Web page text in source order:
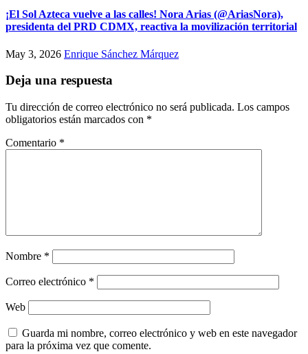
¡El Sol Azteca vuelve a las calles! Nora Arias (@AriasNora),
presidenta del PRD CDMX, reactiva la movilización territorial
May 3, 2026 Enrique Sánchez Márquez
Deja una respuesta
Tu dirección de correo electrónico no será publicada. Los campos
obligatorios están marcados con *
Comentario *
Nombre *
Correo electrónico *
Web
Guarda mi nombre, correo electrónico y web en este navegador
para la próxima vez que comente.